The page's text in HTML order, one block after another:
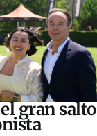
gran salto